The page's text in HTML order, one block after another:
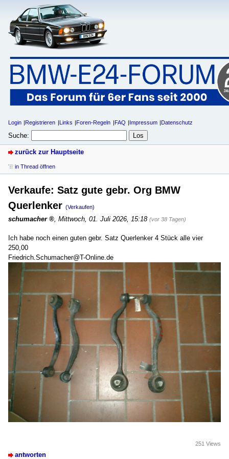
Login Registrieren Links Foren-Regeln FAQ Impressum Datenschutz
Suche:
zurück zur Hauptseite
in Thread öffnen
Verkaufe: Satz gute gebr. Org BMW
Querlenker (Verkaufen)
schumacher Mittwoch, 01. Juli 2026, 15:18 (vor 38 Tagen)
Ich habe noch einen guten gebr. Satz Querlenker 4 Stück alle vier
250,00
Friedrich.Schumacher@T-Online.de
antworten
251 Views